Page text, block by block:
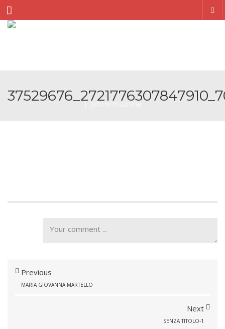
Menu
Previous
MARIA GIOVANNA MARTELLO
Next
SENZA TITOLO-1